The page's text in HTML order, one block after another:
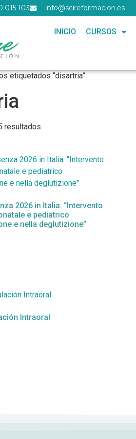
015 103 info@scireformacion.es
INICIO CURSOS
etiquetados “disartria”
resultados
2026 in Italia: “Intervento
e pediatrico
e nella deglutizione”
Intraoral